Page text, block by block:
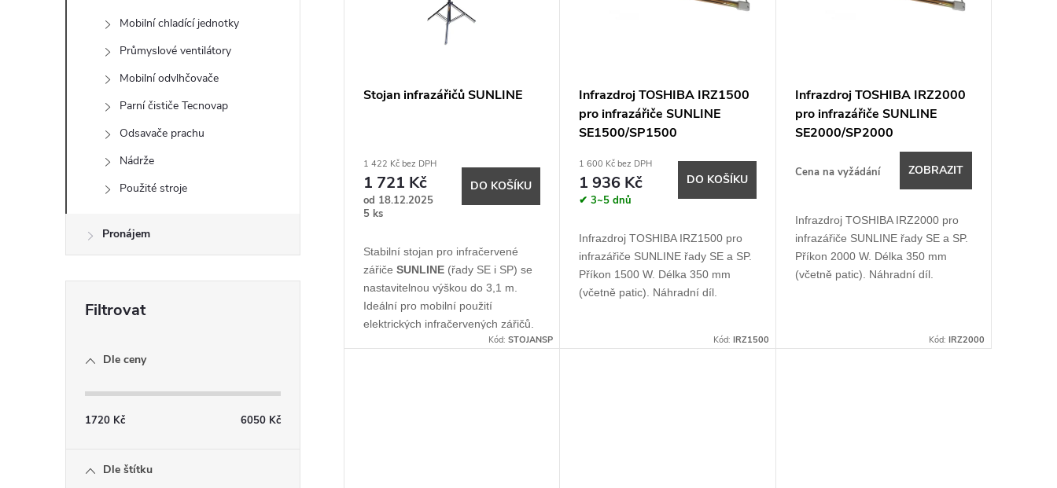
Mobilní chladící jednotky
Průmyslové ventilátory
Mobilní odvlhčovače
Parní čističe Tecnovap
Odsavače prachu
Nádrže
Použité stroje
Pronájem
Dle ceny
1720 Kč 6050 Kč
Dle štítku
t
Stojan infrazářičů SUNLINE
1 422 Kč bez DPH
1 721 Kč
od 18.12.2025
5 ks
DO KOŠÍKU
Stabilní stojan pro infračervené
zářiče SUNLINE (řady SE i SP) se
nastavitelnou výškou do 3,1 m.
Ideální pro mobilní použití
elektrických infračervených zářičů.
Kód:STOJANSP
Infrazdroj TOSHIBA IRZ1500
pro infrazářiče SUNLINE
SE1500/SP1500
1 600 Kč bez DPH
1 936 Kč
✔ 3~5 dnů
DO KOŠÍKU
Infrazdroj TOSHIBA IRZ1500 pro
infrazářiče SUNLINE řady SE a SP.
Příkon 1500 W. Délka 350 mm
(včetně patic). Náhradní díl.
Kód: IRZ1500
Infrazdroj TOSHIBA IRZ2000
pro infrazářiče SUNLINE
SE2000/SP2000
Cena na vyžádání ZOBRAZIT
Infrazdroj TOSHIBA IRZ2000 pro
infrazářiče SUNLINE řady SE a SP.
Příkon 2000 W. Délka 350 mm
(včetně patic). Náhradní díl.
Kód: IRZ2000